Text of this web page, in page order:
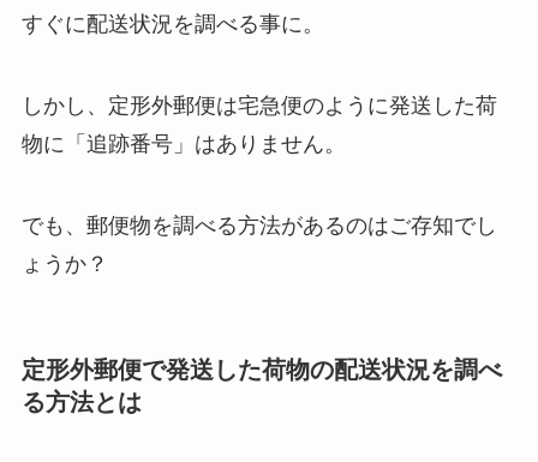
すぐに配送状況を調べる事に。
しかし、定形外郵便は宅急便のように発送した荷
物に「追跡番号」はありません。
でも、郵便物を調べる方法があるのはご存知でし
ょうか？
定形外郵便で発送した荷物の配送状況を調べ
る方法とは